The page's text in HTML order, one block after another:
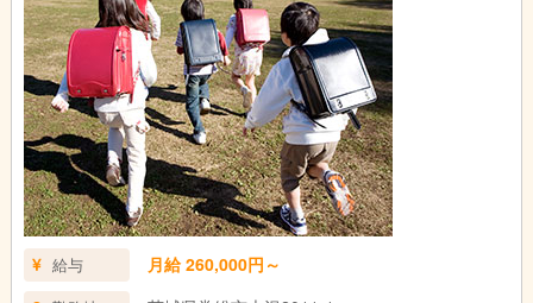
給与 月給 260,000円～